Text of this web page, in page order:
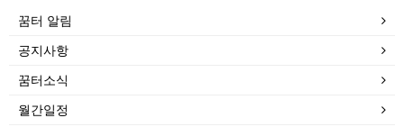
꿈터 알림
공지사항
꿈터소식
월간일정